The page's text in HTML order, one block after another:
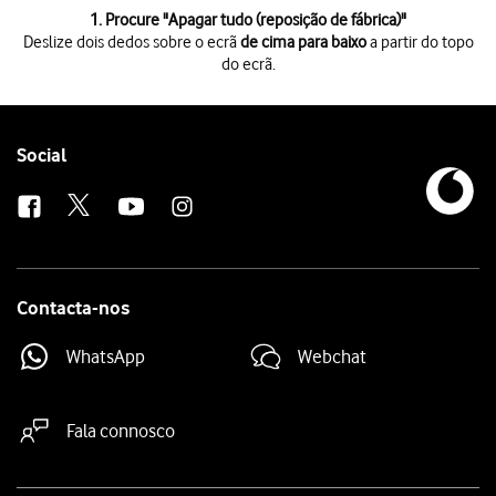
1. Procure "Apagar tudo (reposição de fábrica)"
Deslize dois dedos sobre o ecrãde cima para baixoa partir do topo
do ecrã.
Primao ícone de definições.
PrimaOpções de reposição
Prima
Apagar todos os dados
Prima
Apagar todos os dados . Aguarde um momento enquanto o
Follow
Social
Contacta-nos
WhatsApp Webchat
Fala connosco